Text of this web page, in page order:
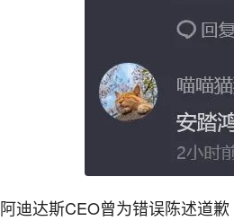
阿迪达斯CEO曾为错误陈述道歉